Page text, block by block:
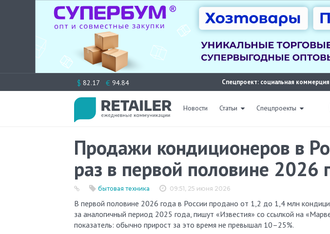
к
$ 82.17 € 94.84 Спецпроект: социальная коммерция
Новости Статьи Спецпроекты
Продажи кондиционеров в
раз в первой половине 2026
09:51, 25 июня 2026
бытовая техника
В первой половине 2026 года в России продано от 1,2 до 1,4 млн кондиционеров — в 2–3 раза больше, чем
за аналогичный период 2025 года, пишут «Известия» со ссылкой на
показатель: обычно прирост за это время не превышал 10–25%.